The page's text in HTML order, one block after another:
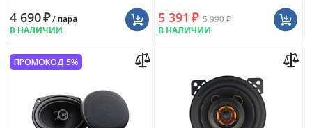
4 690₽/ пара
В НАЛИЧИИ
5 391 ₽ 5 990₽
В НАЛИЧИИ
ПРОМОКОД 5%